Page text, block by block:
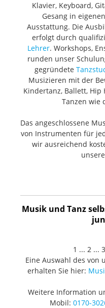
Klavier, Keyboard,
Gesang in
Ausstattung. Die
erfolgt durch
Lehrer. Workshops,
runden unser
gegründete
Musizieren mit der
Kindertanz, Ballett, Hip
Tanzen wie
Das angeschlossene
von Instrumenten für
wir ausreichend
Musik und Tanz
1 ... 2 ...
Eine Auswahl des von
erhalten Sie hier:
Weitere Information
Mobil: 0170-